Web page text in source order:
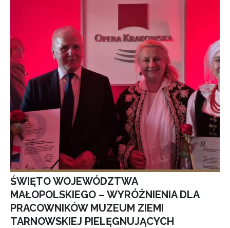
ŚWIĘTO WOJEWÓDZTWA
MAŁOPOLSKIEGO – WYRÓŻNIENIA DLA
PRACOWNIKÓW MUZEUM ZIEMI
TARNOWSKIEJ PIELĘGNUJĄCYCH